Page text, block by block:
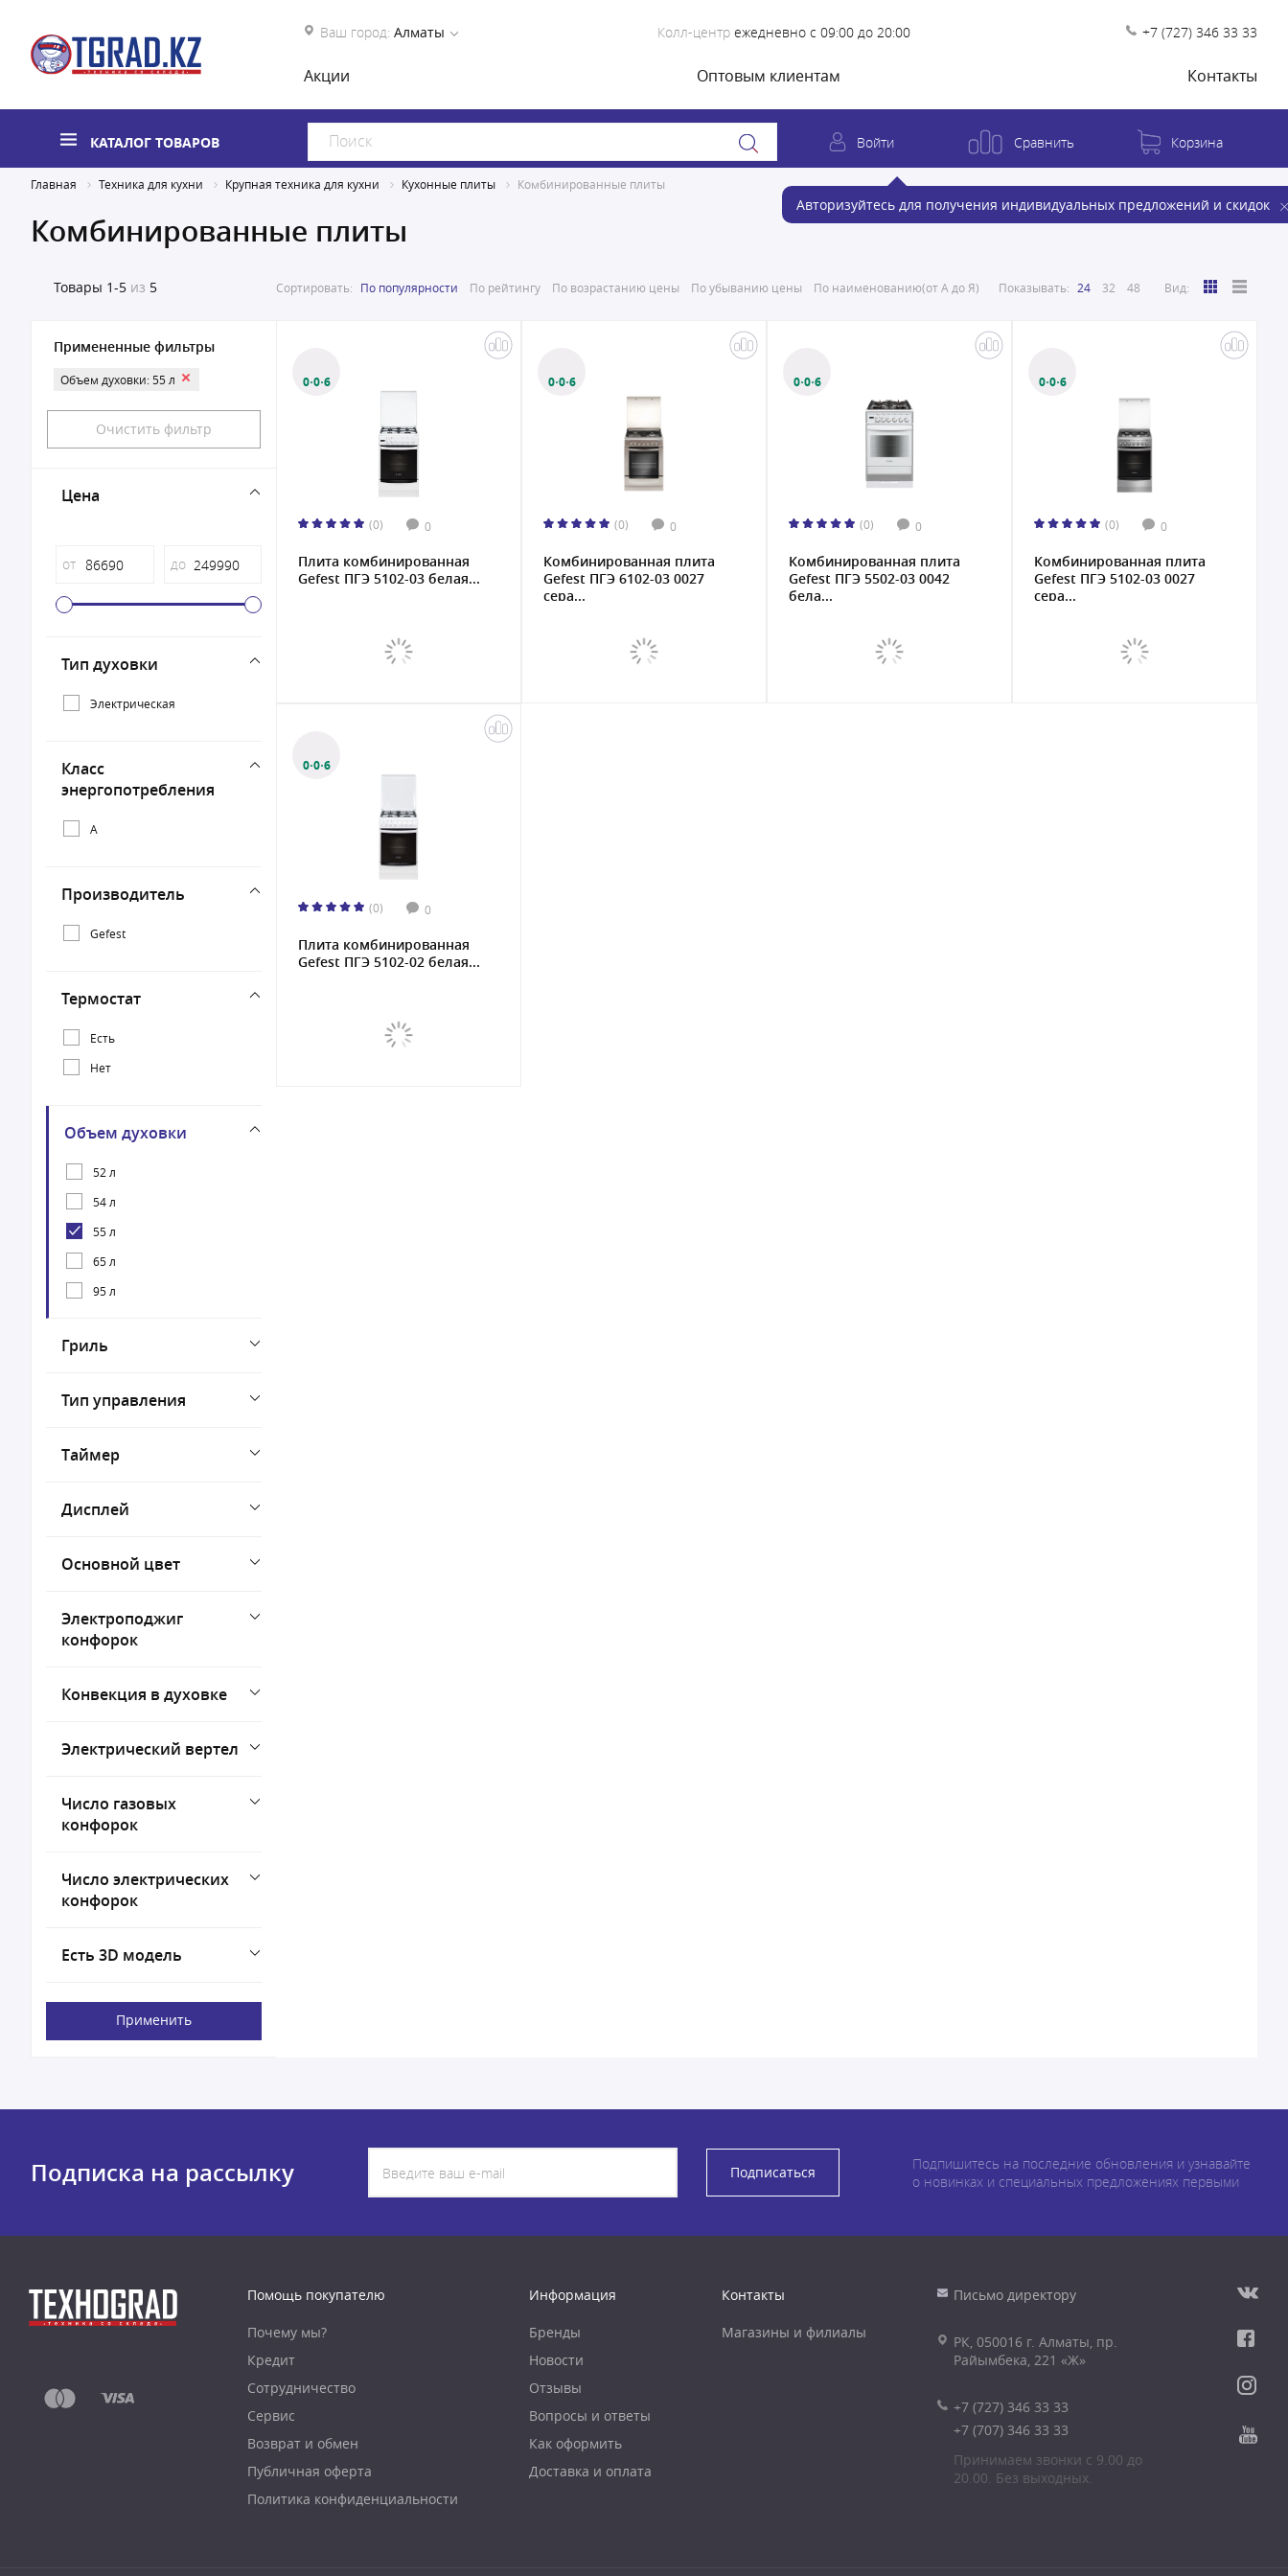
Ваш город: Алматы Колл-центр ежедневно с 09:00 до 20:00 +7 (727) 346 33 33
Акции Оптовым клиентам Контакты
КАТАЛОГ ТОВАРОВ Войти
Авторизуйтесь для получения индивидуальных предложений и скидок
Сравнить Корзина
Главная Техника для кухни Крупная техника для кухни Кухонные плиты Комбинированные плиты
Комбинированные плиты
Товары 1-5 из 5 Сортировать: По популярности По рейтингу По возрастанию цены По убыванию цены По наименованию(от А до Я) Показывать: 24 32 48 Вид:
Примененные фильтры
Объем духовки: 55 л
Очистить фильтр
Цена
от до
Тип духовки
Электрическая
Класс
энергопотребления
A
Производитель
Gefest
Термостат
Есть
Нет
Объем духовки
52 л
54 л
55 л
65 л
95 л
Гриль
Тип управления
Таймер
Дисплей
Основной цвет
Электроподжиг
конфорок
Конвекция в духовке
Электрический вертел
Число газовых
конфорок
Число электрических
конфорок
Есть 3D модель
Применить
0·0·6
(0) 0
Плита комбинированная
Gefest ПГЭ 5102-03 белая...
0·0·6
(0) 0
Комбинированная плита
Gefest ПГЭ 6102-03 0027
сера...
0·0·6
(0) 0
Комбинированная плита
Gefest ПГЭ 5502-03 0042
бела...
0·0·6
(0) 0
Комбинированная плита
Gefest ПГЭ 5102-03 0027
сера...
0·0·6
(0) 0
Плита комбинированная
Gefest ПГЭ 5102-02 белая...
Подписка на рассылку Подписаться
Подпишитесь на последние обновления и узнавайте
о новинках и специальных предложениях первыми
Помощь покупателю
Почему мы?
Кредит
Сотрудничество
Сервис
Возврат и обмен
Публичная оферта
Политика конфиденциальности
Информация
Бренды
Новости
Отзывы
Вопросы и ответы
Как оформить
Доставка и оплата
Контакты
Магазины и филиалы
Письмо директору
РК, 050016 г. Алматы, пр.
Райымбека, 221 «Ж»
+7 (727) 346 33 33
+7 (707) 346 33 33
Принимаем звонки с 9.00 до
20.00. Без выходных.